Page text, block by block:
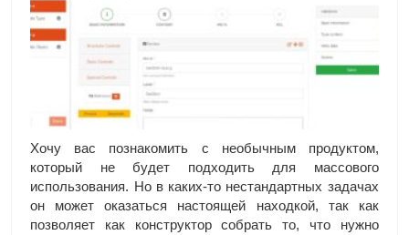
Хочу вас познакомить с необычным продуктом,
который не будет подходить для массового
использования. Но в каких-то нестандартных задачах
он может оказаться настоящей находкой, так как
позволяет как конструктор собрать то, что нужно